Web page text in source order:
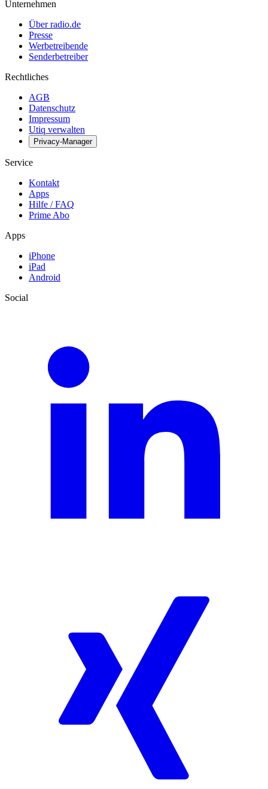
Unternehmen
Über radio.de
Presse
Werbetreibende
Senderbetreiber
Rechtliches
AGB
Datenschutz
Impressum
Utiq verwalten
Privacy-Manager
Service
Kontakt
Apps
Hilfe / FAQ
Prime Abo
Apps
iPhone
iPad
Android
Social